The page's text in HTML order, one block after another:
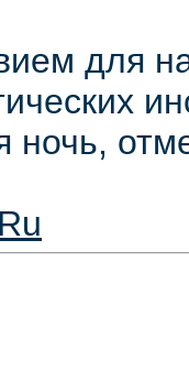
для
ночь,